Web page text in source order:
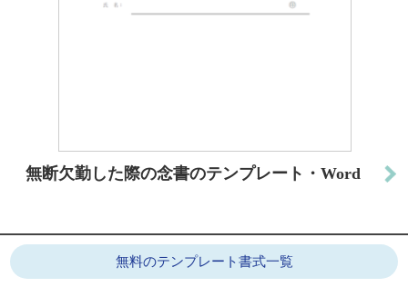
無断欠勤した際の念書のテンプレート・Word
無料のテンプレート書式一覧